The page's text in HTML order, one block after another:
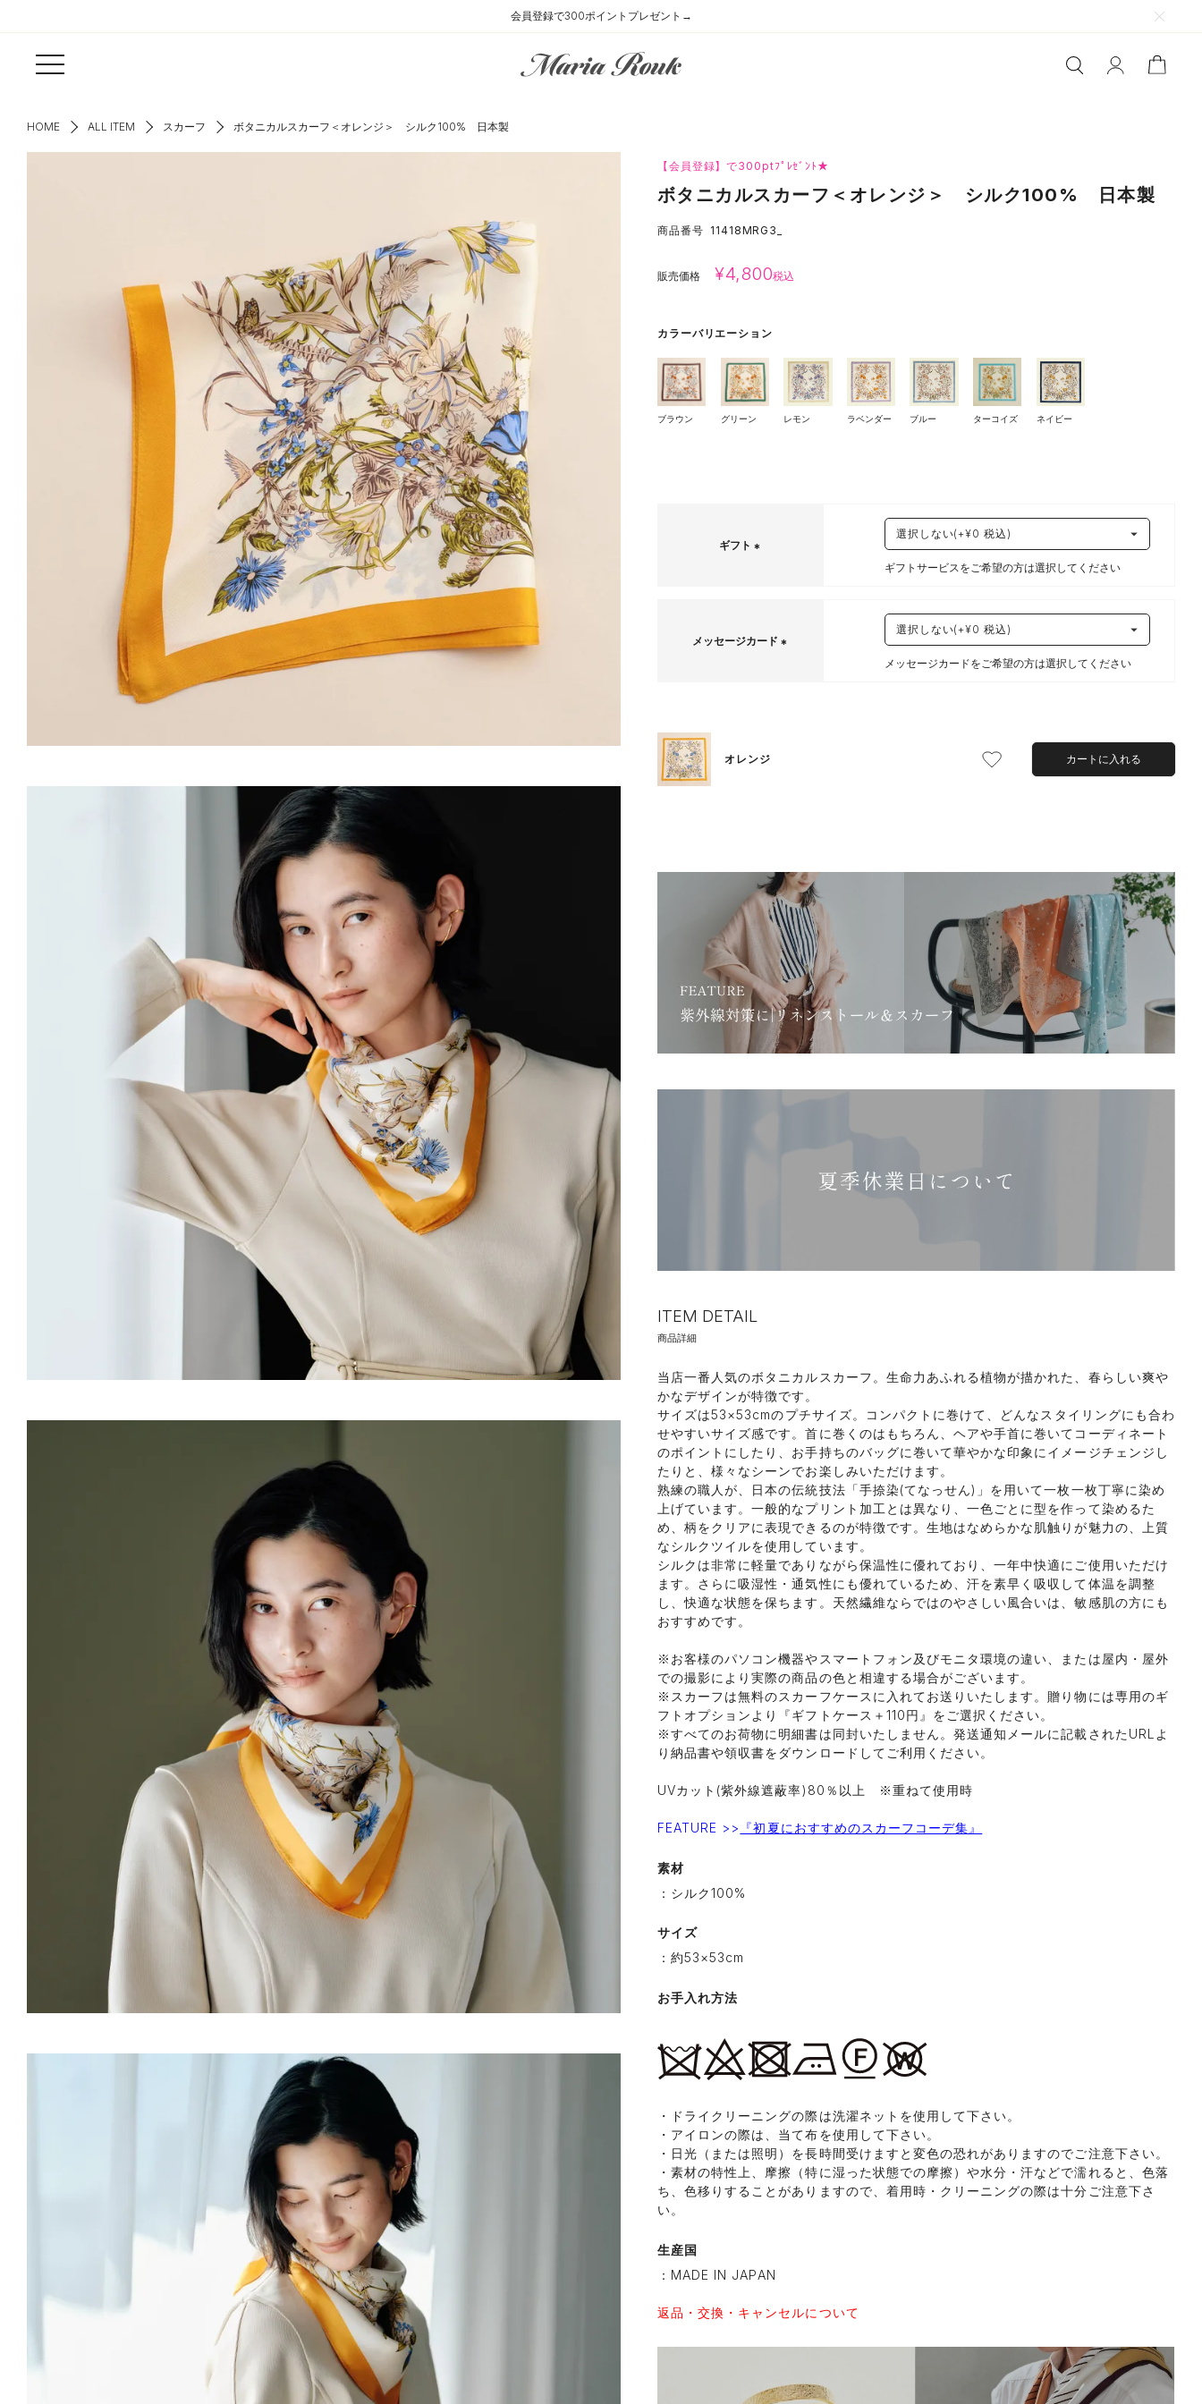
会員登録で300ポイントプレゼント→
HOME ALL ITEM スカーフ ボタニカルスカーフ＜オレンジ＞ シルク100% 日本製
【会員登録】で300ptﾌﾟﾚｾﾞﾝﾄ★
ボタニカルスカーフ＜オレンジ＞ シルク100% 日本製
商品番号 11418MRG3_
販売価格 ¥4,800税込
カラーバリエーション
ブラウン グリーン レモン ラベンダー ブルー ターコイズ ネイビー
ギフト
ギフトサービスをご希望の方は選択してください
メッセージカード
メッセージカードをご希望の方は選択してください
オレンジ カートに入れる
ITEM DETAIL
商品詳細
当店一番人気のボタニカルスカーフ。生命力あふれる植物が描かれた、春らしい爽や
かなデザインが特徴です。
サイズは53×53cmのプチサイズ。コンパクトに巻けて、どんなスタイリングにも合わ
せやすいサイズ感です。首に巻くのはもちろん、ヘアや手首に巻いてコーディネート
のポイントにしたり、お手持ちのバッグに巻いて華やかな印象にイメージチェンジし
たりと、様々なシーンでお楽しみいただけます。
熟練の職人が、日本の伝統技法「手捺染(てなっせん)」を用いて一枚一枚丁寧に染め
上げています。一般的なプリント加工とは異なり、一色ごとに型を作って染めるた
め、柄をクリアに表現できるのが特徴です。生地はなめらかな肌触りが魅力の、上質
なシルクツイルを使用しています。
シルクは非常に軽量でありながら保温性に優れており、一年中快適にご使用いただけ
ます。さらに吸湿性・通気性にも優れているため、汗を素早く吸収して体温を調整
し、快適な状態を保ちます。天然繊維ならではのやさしい風合いは、敏感肌の方にも
おすすめです。
※お客様のパソコン機器やスマートフォン及びモニタ環境の違い、または屋内・屋外
での撮影により実際の商品の色と相違する場合がございます。
※スカーフは無料のスカーフケースに入れてお送りいたします。贈り物には専用のギ
フトオプションより『ギフトケース＋110円』をご選択ください。
※すべてのお荷物に明細書は同封いたしません。発送通知メールに記載されたURLよ
り納品書や領収書をダウンロードしてご利用ください。
UVカット(紫外線遮蔽率)80％以上 ※重ねて使用時
FEATURE >> 『初夏におすすめのスカーフコーデ集』
素材
：シルク100%
サイズ
：約53×53cm
お手入れ方法
・ドライクリーニングの際は洗濯ネットを使用して下さい。
・アイロンの際は、当て布を使用して下さい。
・日光（または照明）を長時間受けますと変色の恐れがありますのでご注意下さい。
・素材の特性上、摩擦（特に湿った状態での摩擦）や水分・汗などで濡れると、色落
ち、色移りすることがありますので、着用時・クリーニングの際は十分ご注意下さ
い。
生産国
：MADE IN JAPAN
返品・交換・キャンセルについて